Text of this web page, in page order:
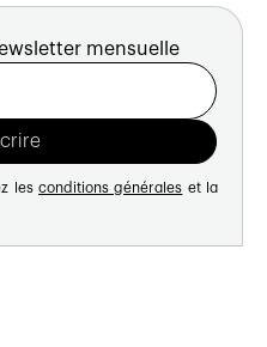
mensuelle
les conditions générales et la